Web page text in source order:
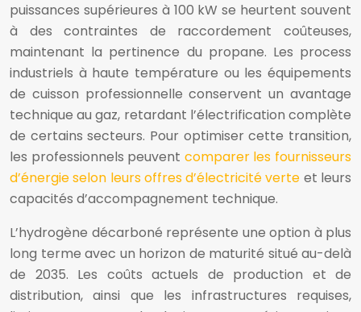
puissances supérieures à 100 kW se heurtent souvent
à des contraintes de raccordement coûteuses,
maintenant la pertinence du propane. Les process
industriels à haute température ou les équipements
de cuisson professionnelle conservent un avantage
technique au gaz, retardant l’électrification complète
de certains secteurs. Pour optimiser cette transition,
les professionnels peuvent comparer les fournisseurs
d’énergie selon leurs offres d’électricité verte et leurs
capacités d’accompagnement technique.
L’hydrogène décarboné représente une option à plus
long terme avec un horizon de maturité situé au-delà
de 2035. Les coûts actuels de production et de
distribution, ainsi que les infrastructures requises,